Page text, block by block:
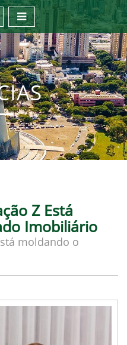
Z Está
Imobiliário
moldando o